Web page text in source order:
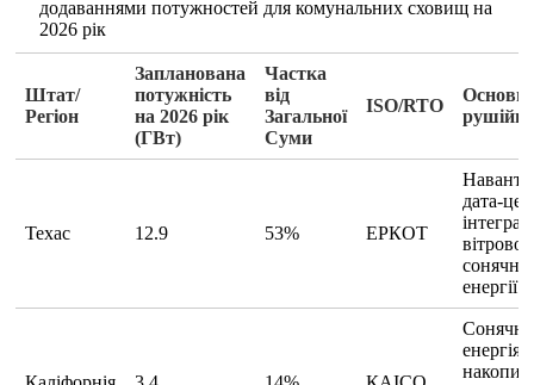
додаваннями потужностей для комунальних сховищ на
2026 рік
Штат/
Регіон
Запланована
потужність
на 2026 рік
(ГВт)
Частка
від
Загальної
Суми
ISO/RTO
Основні
Техас 12.9 53% ЕРКОТ
дата-
вітрової/
сонячної
енергії
Сонячна
енергія